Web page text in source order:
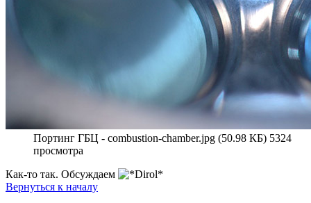
Портинг ГБЦ - combustion-chamber.jpg (50.98 КБ) 5324
просмотра
Как-то так. Обсуждаем
Вернуться к началу